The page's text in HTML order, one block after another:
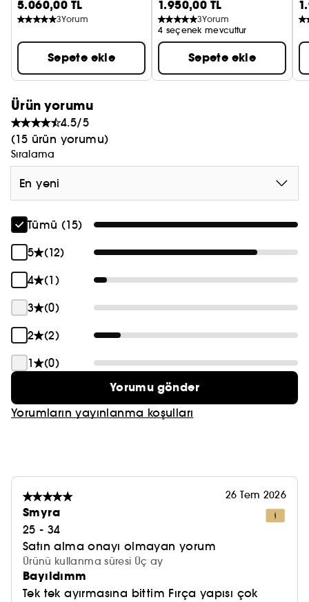
5.060,00 TL
3Yorum
Sepete ekle
1.950,00 TL
3Yorum
4 seçenek mevcuttur
Sepete ekle
Ürün yorumu
4.5/5
(15 ürün yorumu)
Sıralama
En yeni
Tümü (15)
5
(12)
4
(1)
3
(0)
2
(2)
1
(0)
Yorumu gönder
Yorumların yayınlanma koşulları
26 Tem 2026
Smyra
25 - 34
Satın alma onayı olmayan yorum
Ürünü kullanma süresi Üç ay
Bayıldımm
Tek tek ayırmasına bittim Fırça yapısı çok